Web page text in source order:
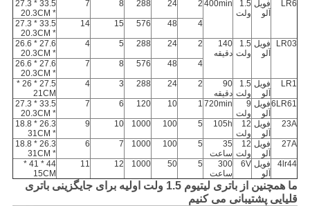
LR6
فویل
آلو
1.5
ولت
400min
2
24
288
8
7
33.5 * 27.3
* 20.3CM
4
48
576
15
14
33.5 * 27.3
* 20.3CM
LR03
فویل
آلو
1.5
ولت
140
دقیقه
2
24
288
5
4
27.6 * 26.6
* 20.3CM
4
48
576
8
7
27.6 * 26.6
* 20.3CM
LR1
فویل
آلو
1.5
ولت
90
دقیقه
2
24
288
3
4
27.5 * 26 *
21CM
6LR61فویل
آلو
9
ولت
720min
1
10
120
6
7
33.5 * 27.3
* 20.3CM
23A
فویل
آلو
12
ولت
105h
5
100
1000
10
9
26.3 * 18.8
* 31CM
27A
فویل
آلو
12
ولت
35
ساعت
5
100
1000
7
6
26.3 * 18.8
* 31CM
4lr44
فویل
آلو
6V
300
ساعت
5
50
1000
12
11
44 * 41 *
15CM
ما همچنین از باتری لیتیوم 1.5 ولت اولیه برای جایگزینی باتری
قلیایی پشتیبانی می کنیم